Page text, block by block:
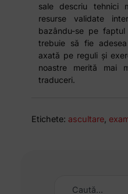
sale descriu tehnici
resurse validate
bazându-se pe
trebuie să fie
axată pe reguli și
noastre merită mai
traduceri.
Etichete: ascultare,